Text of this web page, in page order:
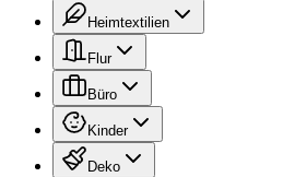
Heimtextilien
Flur
Büro
Kinder
Deko